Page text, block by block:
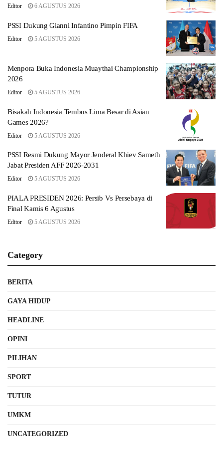
Editor 6 AGUSTUS 2026
PSSI Dukung Gianni Infantino Pimpin FIFA
Editor 5 AGUSTUS 2026
Menpora Buka Indonesia Muaythai Championship
2026
Editor 5 AGUSTUS 2026
Bisakah Indonesia Tembus Lima Besar di Asian
Games 2026?
Editor 5 AGUSTUS 2026
PSSI Resmi Dukung Mayor Jenderal Khiev Sameth
Jabat Presiden AFF 2026-2031
Editor 5 AGUSTUS 2026
PIALA PRESIDEN 2026: Persib Vs Persebaya di
Final Kamis 6 Agustus
Editor 5 AGUSTUS 2026
Category
BERITA
GAYA HIDUP
HEADLINE
OPINI
PILIHAN
SPORT
TUTUR
UMKM
UNCATEGORIZED